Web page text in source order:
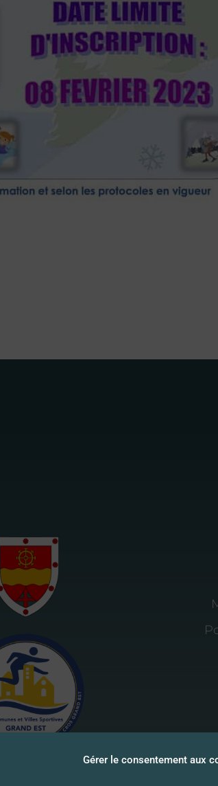
Gérer le consentement aux